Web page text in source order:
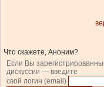
Что скажете, Аноним?
Если Вы
дискуссии — введите
свой логин (email)